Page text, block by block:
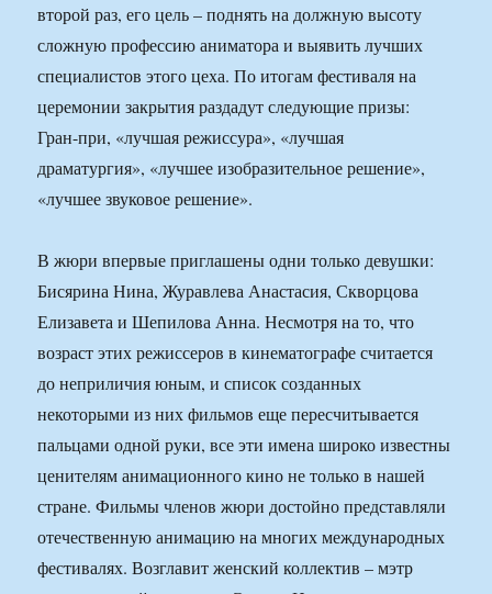
второй раз, его цель – поднять на должную высоту
сложную профессию аниматора и выявить лучших
специалистов этого цеха. По итогам фестиваля на
церемонии закрытия раздадут следующие призы:
Гран-при, «лучшая режиссура», «лучшая
драматургия», «лучшее изобразительное решение»,
«лучшее звуковое решение».
В жюри впервые приглашены одни только девушки:
Бисярина Нина, Журавлева Анастасия, Скворцова
Елизавета и Шепилова Анна. Несмотря на то, что
возраст этих режиссеров в кинематографе считается
до неприличия юным, и список созданных
некоторыми из них фильмов еще пересчитывается
пальцами одной руки, все эти имена широко известны
ценителям анимационного кино не только в нашей
стране. Фильмы членов жюри достойно представляли
отечественную анимацию на многих международных
фестивалях. Возглавит женский коллектив – мэтр